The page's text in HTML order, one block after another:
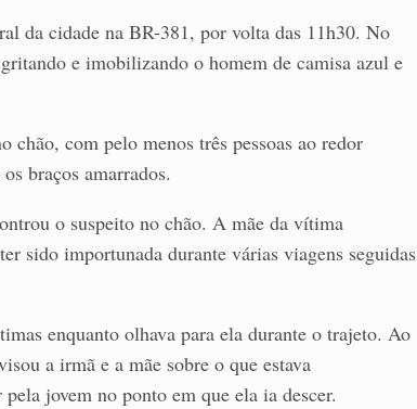
da cidade na BR-381, por volta das 11h30. No
e imobilizando o homem de camisa azul e
chão, com pelo menos três pessoas ao redor
braços amarrados.
o suspeito no chão. A mãe da vítima
sido importunada durante várias viagens seguidas
enquanto olhava para ela durante o trajeto. Ao
a irmã e a mãe sobre o que estava
jovem no ponto em que ela ia descer.